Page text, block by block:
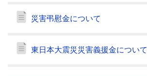
災害弔慰金について
東日本大震災災害義援金について